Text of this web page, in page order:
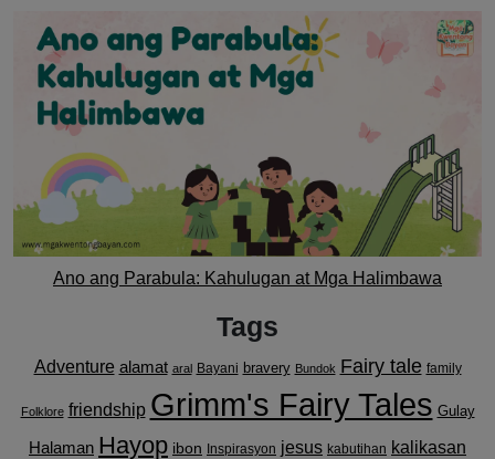
Ano ang Parabula: Kahulugan at Mga Halimbawa
Tags
Adventure alamat aral Bayani bravery Bundok Fairy tale family
Folklore friendship Grimm's Fairy Tales Gulay
Halaman Hayop ibon Inspirasyon jesus kabutihan kalikasan